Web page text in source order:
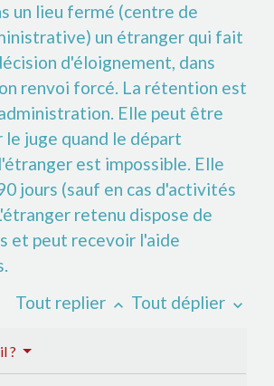
un lieu fermé (centre de
un étranger qui fait
d'éloignement, dans
renvoi forcé. La rétention est
Elle peut être
le juge quand le départ
est impossible. Elle
jours (sauf en cas d'activités
retenu dispose de
et peut recevoir l'aide
Tout replier keyboard_arrow_up Tout déplier keyboard_arrow_down
?